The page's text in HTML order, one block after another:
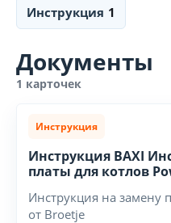
Инструкция 1
Документы
1 карточек
Инструкция
Инструкция BAXI
платы для котлов
Инструкция на замену
от Broetje